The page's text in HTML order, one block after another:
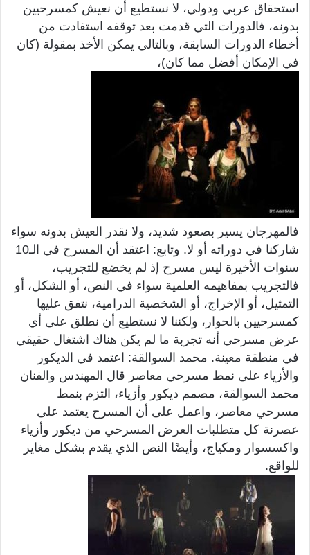
استحقاق عربي ودولي، لا نستطيع أن نعيش كمسرحيين
بدونه، فالدورات التي قدمت بعد توقفه استفادت من
أخطاء الدورات السابقة، وبالتالي يمكن الأخذ بمقولة (كان
في الإمكان أفضل مما كان)،
فالمهرجان يسير بصعود شديد، ولا نقدر العيش بدونه سواء
شاركنا في دوراته أو لا. وتابع: اعتقد أن المسرح في الـ10
سنوات الأخيرة ليس مسرح إذ لم يخضع للتجريب،
فالتجريب بمفاهيمه العلمية سواء في النص، أو الشكل، أو
التمثيل، أو الإخراج، أو الشخصية الدرامية، نتفق عليها
كمسرحيين بالحوار، ولكننا لا نستطيع أن نطلق على أي
عرض مسرحي أنه تجربة ما لم يكن هناك اشتغال حقيقي
في منطقة معينة. محمد السوالقة: اعتمد في الديكور
والأزياء على نمط مسرحي معاصر قال المهندس والفنان
محمد السوالقة، مصمم ديكور وأزياء، التزم بنمط
مسرحي معاصر، واعمل على أن المسرح يعتمد على
عصرنة كل متطلبات العرض المسرحي من ديكور وأزياء
واكسسوار ومكياج، وأيضًا النص الذي يقدم بشكل مغاير
للواقع.